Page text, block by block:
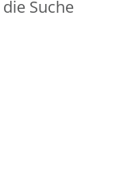
Suche